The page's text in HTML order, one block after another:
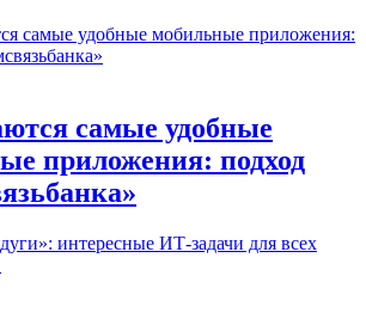
самые удобные
приложения: подход